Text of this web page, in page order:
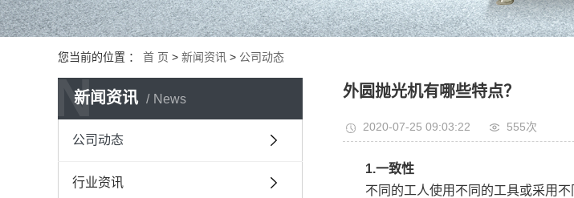
您当前的位置 ： 首 页 > 新闻资讯 > 公司动态
新闻资讯 News
N
公司动态
行业资讯
外圆抛光机有哪些特点？
2020-07-25 09:03:22 555次
1.一致性
不同的工人使用不同的工具或采用